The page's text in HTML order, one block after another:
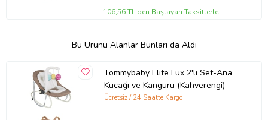
106,56 TL'den Başlayan Taksitlerle
Bu Ürünü Alanlar Bunları da Aldı
Tommybaby Elite Lüx 2'li Set-Ana
Kucağı ve Kanguru (Kahverengi)
Ücretsiz / 24 Saatte Kargo